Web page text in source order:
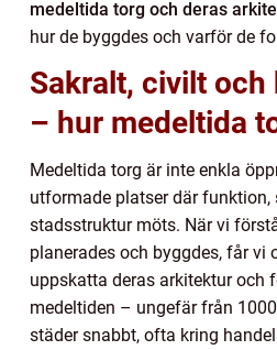
medeltida torg och deras
hur de byggdes och varför de
Sakralt, civilt
– hur medeltida
Medeltida torg är inte enkla
utformade platser där funktion,
stadsstruktur möts. När vi
planerades och byggdes, får vi
uppskatta deras arkitektur och
medeltiden – ungefär från
städer snabbt, ofta kring